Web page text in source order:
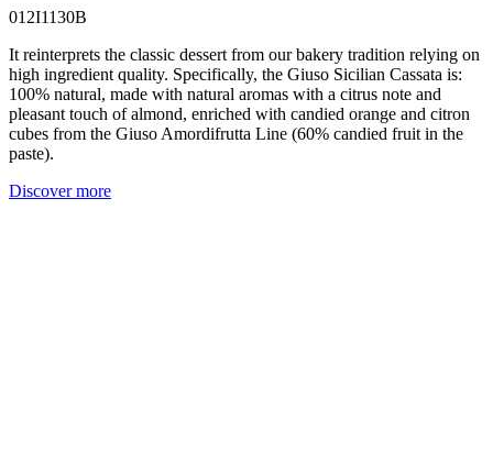
012I1130B
It reinterprets the classic dessert from our bakery tradition relying on
high ingredient quality. Specifically, the Giuso Sicilian Cassata is:
100% natural, made with natural aromas with a citrus note and
pleasant touch of almond, enriched with candied orange and citron
cubes from the Giuso Amordifrutta Line (60% candied fruit in the
paste).
Discover more